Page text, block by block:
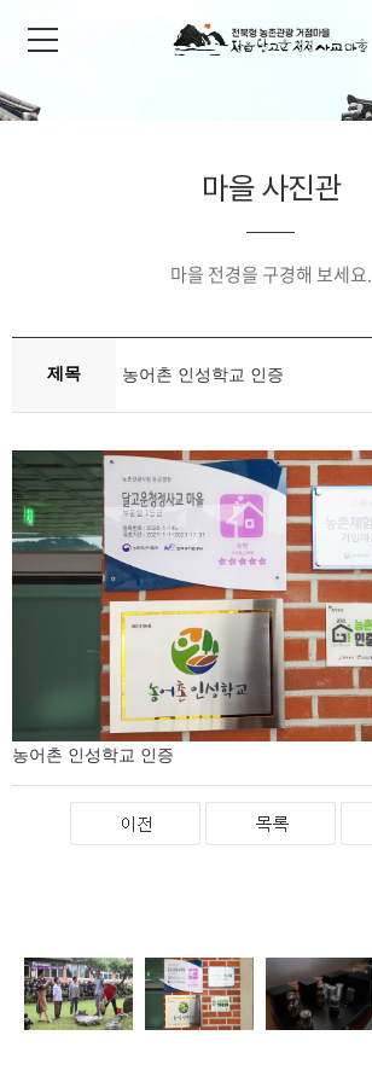
마을 사진관
마을 전경을 구경해 보세요.
제목 농어촌 인성학교 인증
농어촌 인성학교 인증